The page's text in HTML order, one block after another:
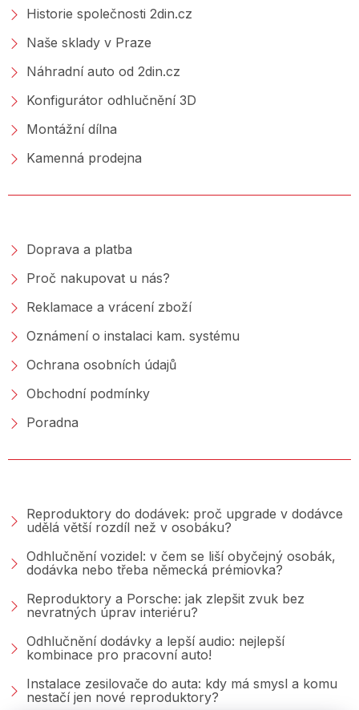
Historie společnosti 2din.cz
Naše sklady v Praze
Náhradní auto od 2din.cz
Konfigurátor odhlučnění 3D
Montážní dílna
Kamenná prodejna
Doprava a platba
Proč nakupovat u nás?
Reklamace a vrácení zboží
Oznámení o instalaci kam. systému
Ochrana osobních údajů
Obchodní podmínky
Poradna
Reproduktory do dodávek: proč upgrade v dodávce
udělá větší rozdíl než v osobáku?
Odhlučnění vozidel: v čem se liší obyčejný osobák,
dodávka nebo třeba německá prémiovka?
Reproduktory a Porsche: jak zlepšit zvuk bez
nevratných úprav interiéru?
Odhlučnění dodávky a lepší audio: nejlepší
kombinace pro pracovní auto!
Instalace zesilovače do auta: kdy má smysl a komu
nestačí jen nové reproduktory?